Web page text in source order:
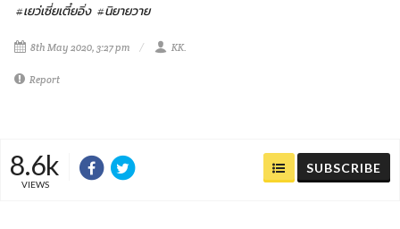
#เยว่เซี่ยเตี๋ยอิ่ง #นิยายวาย
8th May 2020, 3:27 pm KK.
Report
8.6k
VIEWS
SUBSCRIBE